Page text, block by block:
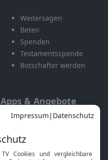
Weitersagen
Beten
Spenden
Testamentsspende
Botschafter werden
Apps & Angebote
Mobile App